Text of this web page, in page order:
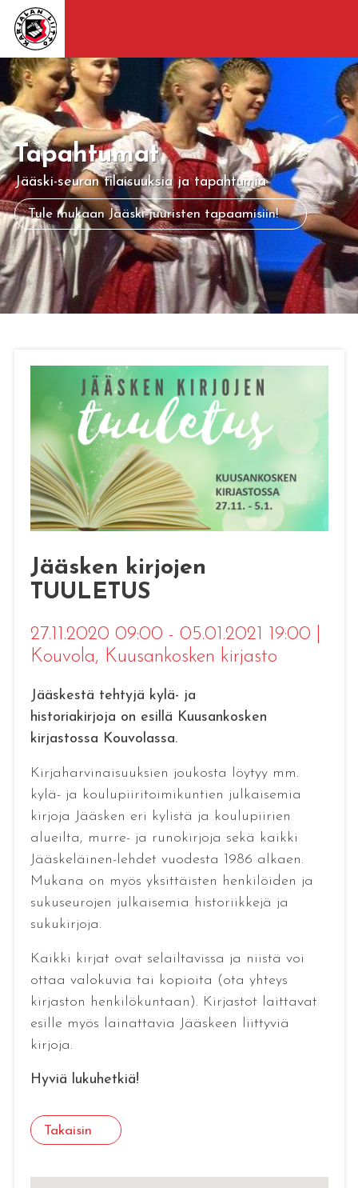
Tapahtumat
Jääski-seuran tilaisuuksia ja tapahtumia
Tule mukaan Jääski-juuristen tapaamisiin!
Jääsken kirjojen
TUULETUS
27.11.2020 09:00 - 05.01.2021 19:00
Kouvola, Kuusankosken kirjasto
Jääskestä tehtyjä kylä- ja
historiakirjoja on esillä Kuusankosken
kirjastossa Kouvolassa.
Kirjaharvinaisuuksien joukosta löytyy mm.
kylä- ja koulupiiritoimikuntien julkaisemia
kirjoja Jääsken eri kylistä ja koulupiirien
alueilta, murre- ja runokirjoja sekä kaikki
Jääskeläinen-lehdet vuodesta 1986 alkaen.
Mukana on myös yksittäisten henkilöiden ja
sukuseurojen julkaisemia historiikkejä ja
sukukirjoja.
Kaikki kirjat ovat selailtavissa ja niistä voi
ottaa valokuvia tai kopioita (ota yhteys
kirjaston henkilökuntaan). Kirjastot laittavat
esille myös lainattavia Jääskeen liittyviä
kirjoja.
Hyviä lukuhetkiä!
Takaisin